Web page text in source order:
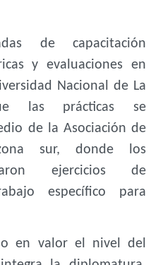
de capacitación
y evaluaciones en
Nacional de La
las prácticas se
de la Asociación de
sur, donde los
ejercicios de
específico para
en valor el nivel del